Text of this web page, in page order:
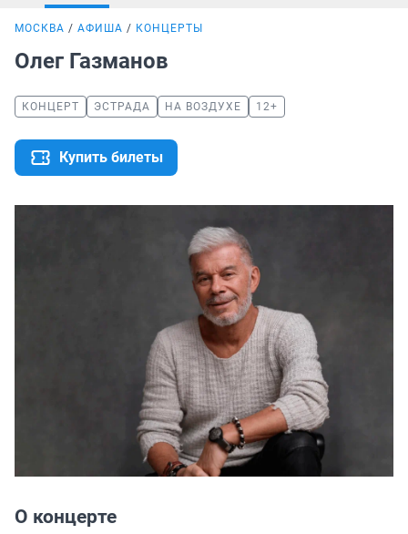
МОСКВА АФИША КОНЦЕРТЫ
Олег Газманов
КОНЦЕРТ ЭСТРАДА НА ВОЗДУХЕ 12+
Купить билеты
О концерте